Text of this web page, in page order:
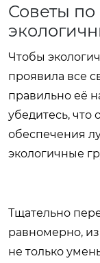
Советы
Чтобы
проявила все
правильно её
убедитесь, что
обеспечения
экологичные
Тщательно
равномерно,
не только